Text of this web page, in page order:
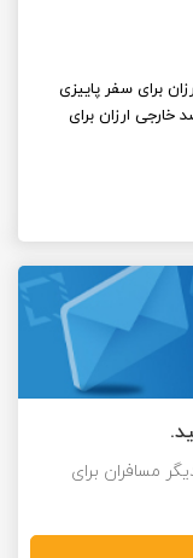
برای سفر پاییزی
خارجی ارزان برای
مسافران برای